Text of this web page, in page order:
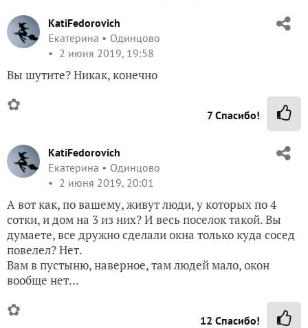
KatiFedorovich
Екатерина
Одинцово
2 июня 2019, 19:58
Вы шутите? Никак, конечно
✿ 7Спасибо!
KatiFedorovich
Екатерина
Одинцово
2 июня 2019, 20:01
А вот как, по вашему, живут люди, у которых по 4
сотки, и дом на 3 из них? И весь поселок такой. Вы
думаете, все дружно сделали окна только куда сосед
повелел? Нет.
Вам в пустыню, наверное, там людей мало, окон
вообще нет…
✿ 12 Спасибо!